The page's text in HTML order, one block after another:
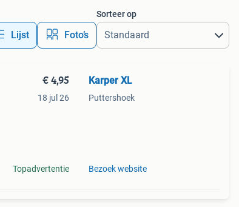
Lijst Foto’s
Sorteer op
€ 4,95
18 jul 26
Topadvertentie
Karper XL
Puttershoek
Bezoek website